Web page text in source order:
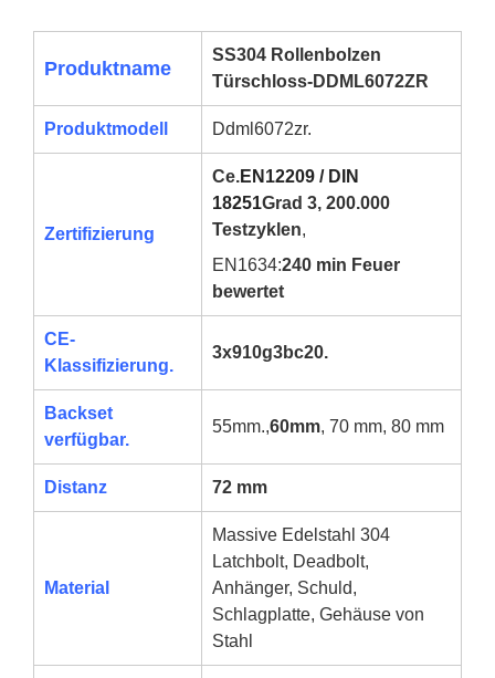
Produktname
SS304 Rollenbolzen
Türschloss-DDML6072ZR
Produktmodell Ddml6072zr.
Zertifizierung
Ce.EN12209 / DIN
18251Grad 3, 200.000
Testzyklen,
EN1634:240 min Feuer
bewertet
CE-
Klassifizierung.
3x910g3bc20.
Backset
verfügbar.
55mm.,60mm, 70 mm, 80 mm
Distanz 72 mm
Material
Massive Edelstahl 304
Latchbolt, Deadbolt,
Anhänger, Schuld,
Schlagplatte, Gehäuse von
Stahl